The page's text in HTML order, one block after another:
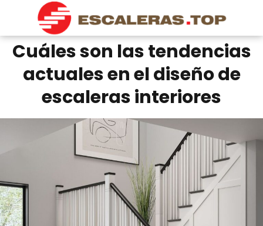
Cuáles son las tendencias
actuales en el diseño de
escaleras interiores